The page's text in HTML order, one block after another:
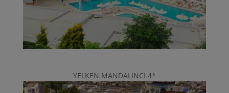
YELKEN MANDALINCI 4*